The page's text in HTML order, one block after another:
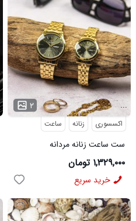
۲ ...
اکسسوری زنانه ساعت
ست ساعت زنانه مردانه
Quartz_Green مدل 3979
۱,۳۲۹,۰۰۰ تومان
خرید سریع